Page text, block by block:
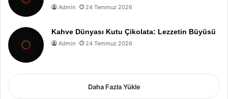
Admin 24 Temmuz 2026
Kahve Dünyası Kutu Çikolata: Lezzetin Büyüsü
Admin 24 Temmuz 2026
Daha Fazla Yükle